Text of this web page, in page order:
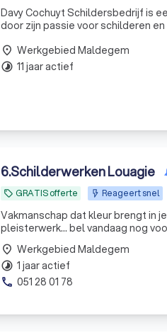
Davy Cochuyt Schildersbedrijf is
door zijn passie voor schilderen
schilderwerken
place Werkgebied Maldegem
timelapse 11 jaar actief
6.Schilderwerken Louagie
local_offer GRATIS offerte Reageert snel
Vakmanschap dat kleur brengt in
pleisterwerk… bel vandaag nog
place Werkgebied Maldegem
timelapse 1 jaar actief
phone 051 28 01 78